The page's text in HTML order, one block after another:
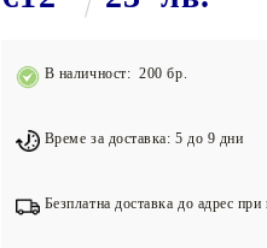
В наличност: 200 бр.
Време за доставка: 5 до 9 дни
Безплатна доставка до адрес